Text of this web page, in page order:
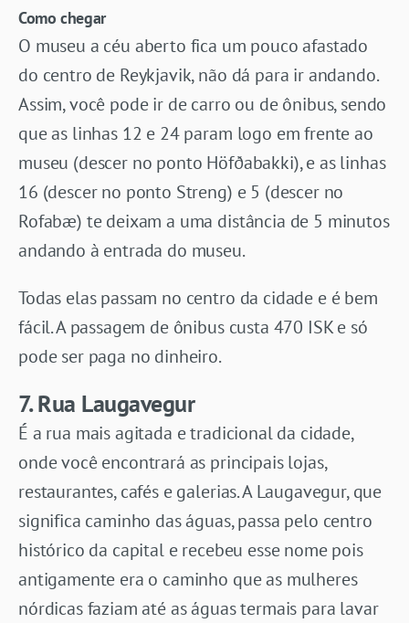
Como chegar
O museu a céu aberto fica um pouco afastado
do centro de Reykjavik, não dá para ir andando.
Assim, você pode ir de carro ou de ônibus, sendo
que as linhas 12 e 24 param logo em frente ao
museu (descer no ponto Höfðabakki), e as linhas
16 (descer no ponto Streng) e 5 (descer no
Rofabæ) te deixam a uma distância de 5 minutos
andando à entrada do museu.
Todas elas passam no centro da cidade e é bem
fácil. A passagem de ônibus custa 470 ISK e só
pode ser paga no dinheiro.
7. Rua Laugavegur
É a rua mais agitada e tradicional da cidade,
onde você encontrará as principais lojas,
restaurantes, cafés e galerias. A Laugavegur, que
significa caminho das águas, passa pelo centro
histórico da capital e recebeu esse nome pois
antigamente era o caminho que as mulheres
nórdicas faziam até as águas termais para lavar